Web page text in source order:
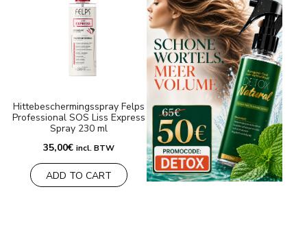
Hittebeschermingsspray Felps
Professional SOS Liss Express
Spray 230 ml
35,00€ incl. BTW
ADD TO CART